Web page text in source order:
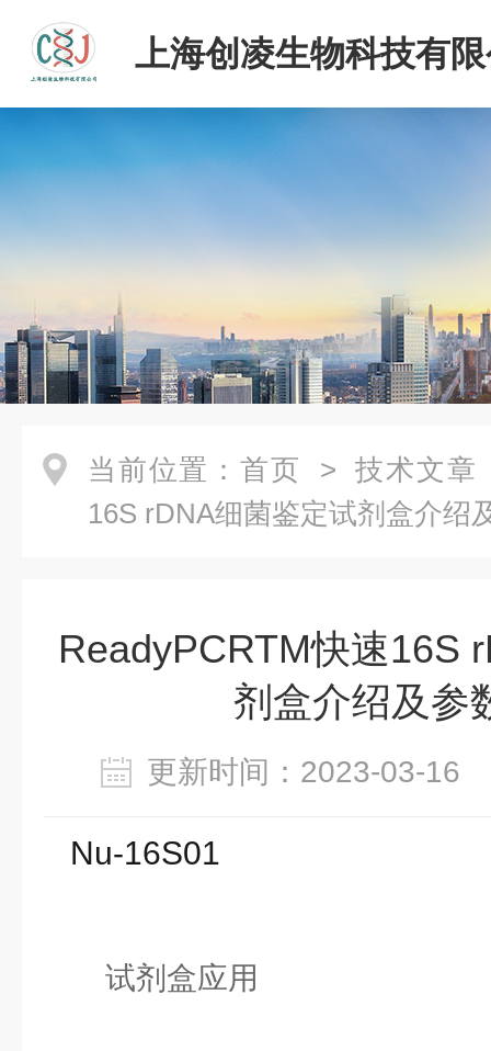
上海创凌生物科技有
当前位置： 首页 > 技术文章
16S rDNA细菌鉴定试剂盒介绍
ReadyPCRTM快速16S
剂盒介绍及参
更新时间：2023-03-
Nu-16S01
试剂盒应用